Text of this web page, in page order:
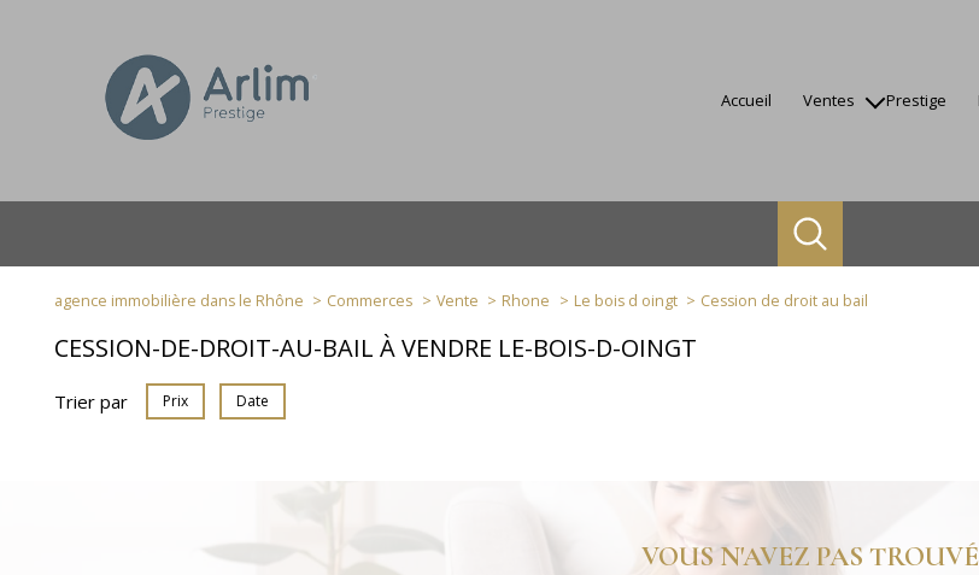
accueil ventes
terrains
autres
biens vendus
prestige
agence immobilière dans le Rhône Commerces Vente Rhone Le bois d oingt Cession de droit au bail
CESSION-DE-DROIT-AU-BAIL À VENDRE LE-BOIS-D-OINGT
Trier par Prix Date
VOUS N'AVEZ PAS TROUVÉ